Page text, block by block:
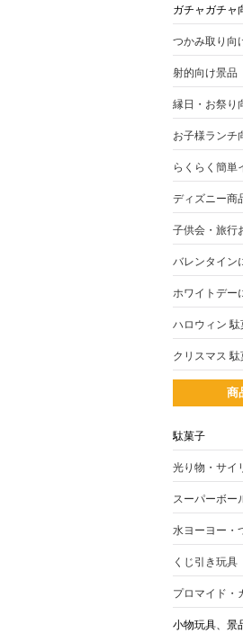
ガチャガチャ
つかみ取り向
射的向け景品
縁日・お祭り
お子様ランチ
らくらく簡単
ディズニー商
子供会・旅行
バレンタイン
ホワイトデー
ハロウィン
クリスマス
商
駄菓子
光り物・サイ
スーパーボー
水ヨーヨー・
くじ引き玩具
プロマイド・
小物玩具、景